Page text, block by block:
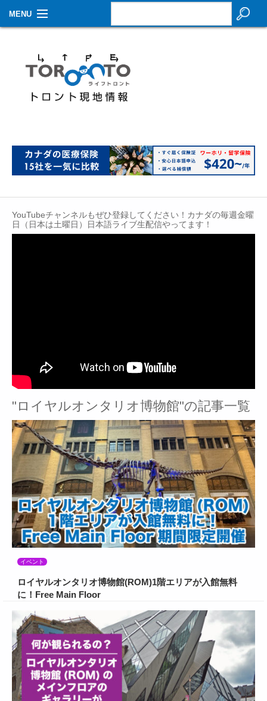
MENU
生活情報
その他
イベントカレンダー
About Us
YouTubeチャンネルもぜひ登録してください！カナダの毎週金曜
日（日本は土曜日）日本語ライブ生配信やってます！
"ロイヤルオンタリオ博物館"の記事一覧
イベント
ロイヤルオンタリオ博物館(ROM)1階エリアが入館無料
に！Free Main Floor